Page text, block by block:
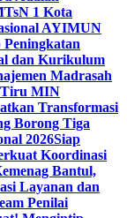
1 Kota
AYIMUN
dan Kurikulum
Madrasah
MIN
Transformasi
Borong Tiga
2026Siap
Koordinasi
Bantul,
Layanan dan
Penilai